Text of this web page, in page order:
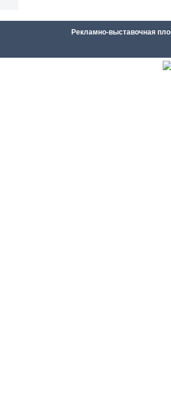
Рекламно-выставочная